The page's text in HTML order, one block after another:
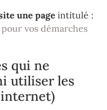
une page intitulé :
vos démarches
qui ne
utiliser les